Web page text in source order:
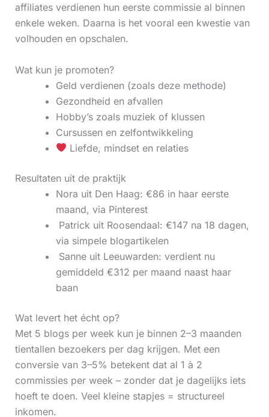
affiliates verdienen hun eerste commissie al binnen
enkele weken. Daarna is het vooral een kwestie van
volhouden en opschalen.
Wat kun je promoten?
Geld verdienen (zoals deze methode)
Gezondheid en afvallen
Hobby’s zoals muziek of klussen
Cursussen en zelfontwikkeling
Liefde, mindset en relaties
Resultaten uit de praktijk
Nora uit Den Haag: €86 in haar eerste
maand, via Pinterest
‍ Patrick uit Roosendaal: €147 na 18 dagen,
via simpele blogartikelen
‍ Sanne uit Leeuwarden: verdient nu
gemiddeld €312 per maand naast haar
baan
Wat levert het écht op?
Met 5 blogs per week kun je binnen 2–3 maanden
tientallen bezoekers per dag krijgen. Met een
conversie van 3–5% betekent dat al 1 à 2
commissies per week – zonder dat je dagelijks iets
hoeft te doen. Veel kleine stapjes = structureel
inkomen.